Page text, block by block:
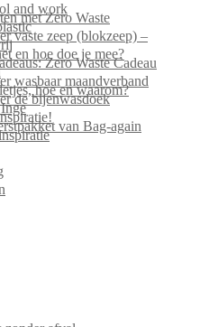
and work
met Zero Waste
vaste zeep (blokzeep) –
en hoe doe je mee?
Zero Waste Cadeau
wasbaar maandverband
hoe en waarom?
de bijenwasdoek
van Bag-again